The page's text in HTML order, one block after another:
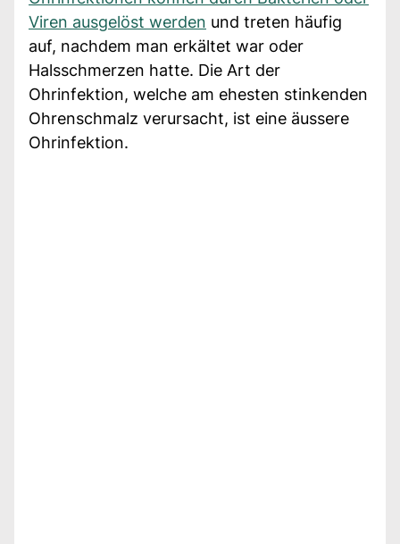
Viren ausgelöst werden und treten häufig
auf, nachdem man erkältet war oder
Halsschmerzen hatte. Die Art der
Ohrinfektion, welche am ehesten stinkenden
Ohrenschmalz verursacht, ist eine äussere
Ohrinfektion.